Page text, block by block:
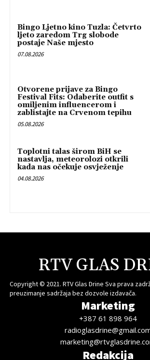
Bingo Ljetno kino Tuzla: Četvrto
ljeto zaredom Trg slobode
postaje Naše mjesto
07.08.2026
Otvorene prijave za Bingo
Festival Fits: Odaberite outfit s
omiljenim influencerom i
zablistajte na Crvenom tepihu
05.08.2026
Toplotni talas širom BiH se
nastavlja, meteorolozi otkrili
kada nas očekuje osvježenje
04.08.2026
RTV GLAS
Copyright © 2021. RTV Glas Drine Sva prava
preuzimanje sadržaja bez dozvole izdavača.
Marketing
+387 61 898 964
Redakcija